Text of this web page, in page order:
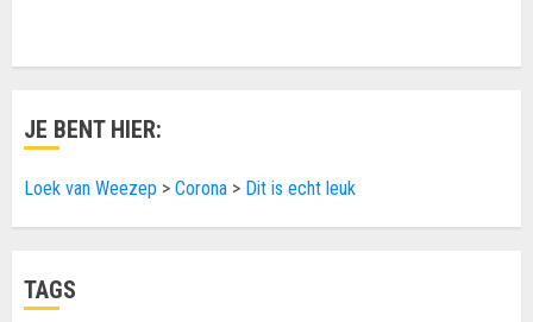
JE BENT HIER:
Loek van Weezep > Corona > Dit is echt leuk
TAGS